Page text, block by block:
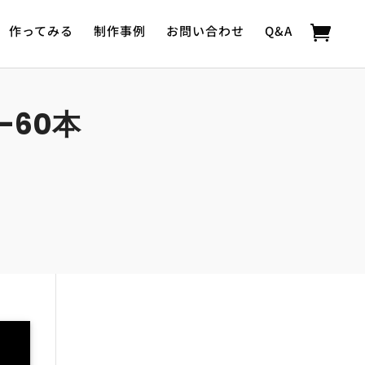
作ってみる 制作事例 お問い合わせ Q&A
60本